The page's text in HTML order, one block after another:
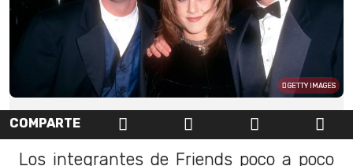
GETTY IMAGES
COMPARTE
Los integrantes de Friends poco a poco